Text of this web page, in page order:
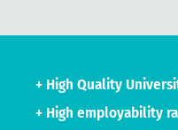
+ High Quality
+ High employability